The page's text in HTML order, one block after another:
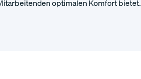
optimalen Komfort bietet.